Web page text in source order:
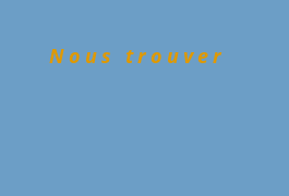
Nous trouver